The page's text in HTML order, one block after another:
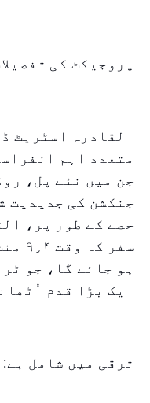
پروجیکٹ کی
القادرہ اسٹریٹ
متعدد اہم
جن میں نئے پل،
جنکشن کی جدیدیت
حصے کے طور پر،
ہو جائے گا، جو
ایک بڑا قدم
ترقی میں شامل ہے: